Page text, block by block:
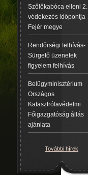
Szőlőkabóca elleni 2.
védekezés időpontja
Fejér megye
Rendőrségi felhívás-
Sürgető üzenetek
figyelem felhívás
Belügyminisztérium
Országos
Katasztrófavédelmi
Főigazgatóság állás
ajánlata
További hírek